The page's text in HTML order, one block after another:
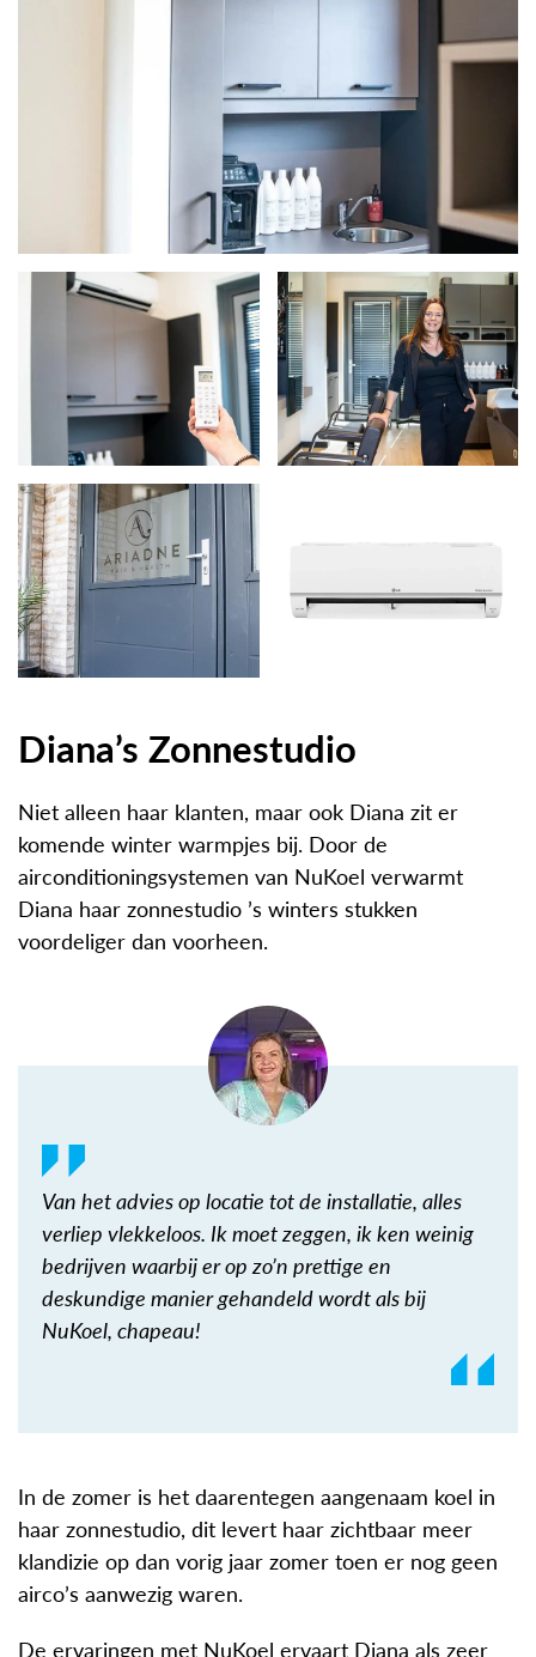
Diana’s Zonnestudio
Niet alleen haar klanten, maar ook Diana zit er
komende winter warmpjes bij. Door de
airconditioningsystemen van NuKoel verwarmt
Diana haar zonnestudio ’s winters stukken
voordeliger dan voorheen.
Van het advies op locatie tot de installatie, alles
verliep vlekkeloos. Ik moet zeggen, ik ken weinig
bedrijven waarbij er op zo’n prettige en
deskundige manier gehandeld wordt als bij
NuKoel, chapeau!
In de zomer is het daarentegen aangenaam koel in
haar zonnestudio, dit levert haar zichtbaar meer
klandizie op dan vorig jaar zomer toen er nog geen
airco’s aanwezig waren.
De ervaringen met NuKoel ervaart Diana als zeer